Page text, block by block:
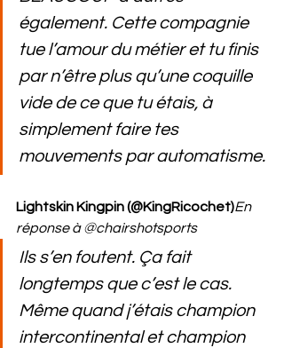
également. Cette compagnie
tue l’amour du métier et tu finis
par n’être plus qu’une coquille
vide de ce que tu étais, à
simplement faire tes
mouvements par automatisme.
Lightskin Kingpin (@KingRicochet)En
réponse à @chairshotsports
Ils s’en foutent. Ça fait
longtemps que c’est le cas.
Même quand j’étais champion
intercontinental et champion